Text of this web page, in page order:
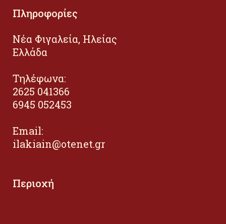
Πληροφορίες
Νέα Φιγαλεία, Ηλείας
Ελλάδα
Τηλέφωνα:
2625 041366
6945 052453
Email:
ilakiain@otenet.gr
Περιοχή